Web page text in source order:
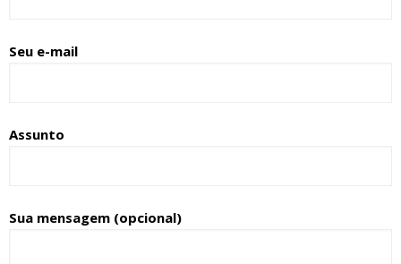
Seu e-mail
Assunto
Sua mensagem (opcional)